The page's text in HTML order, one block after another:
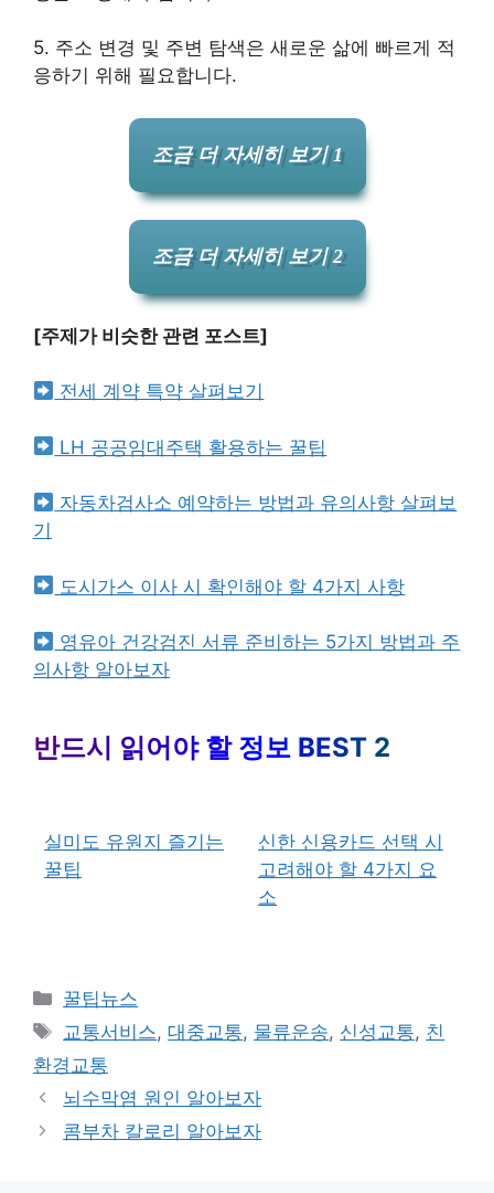
5. 주소 변경 및 주변 탐색은 새로운 삶에 빠르게 적
응하기 위해 필요합니다.
조금 더 자세히 보기 1
조금 더 자세히 보기 2
[주제가 비슷한 관련 포스트]
전세 계약 특약 살펴보기
LH 공공임대주택 활용하는 꿀팁
자동차검사소 예약하는 방법과 유의사항 살펴보
기
도시가스 이사 시 확인해야 할 4가지 사항
영유아 건강검진 서류 준비하는 5가지 방법과 주
의사항 알아보자
반드시 읽어야 할 정보 BEST 2
실미도 유원지 즐기는
꿀팁
신한 신용카드 선택 시
고려해야 할 4가지 요
소
카
테
리
꿀팁뉴스
태
그
교통서비스,대중교통, 물류운송, 신성교통, 친
환경교통
뇌수막염 원인 알아보자
콤부차 칼로리 알아보자